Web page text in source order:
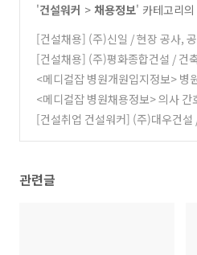
'건설워커 > 채용정보' 카테고리
[건설채용] (주)신일 / 현장 공사,
비 경력사원 모집 취업정보
(0)
[건설채용] (주)평화종합건설 / 건
력사원 모집 취업정보 (0)
<메디컬잡 병원개원입지정보> 병
지 임대 분양 매매 양도정보(4/16)
<메디컬잡 병원채용정보> 의사 간
사 약사 의료인 취업정보(4/16) (0)
[건설취업 건설워커] (주)대우건
관련글